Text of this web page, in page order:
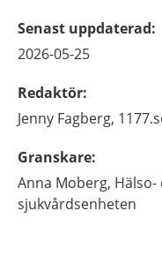
Senast uppdaterad:
2026-05-25
Redaktör:
Jenny Fagberg,
Granskare:
Anna Moberg,
sjukvårdsenheten